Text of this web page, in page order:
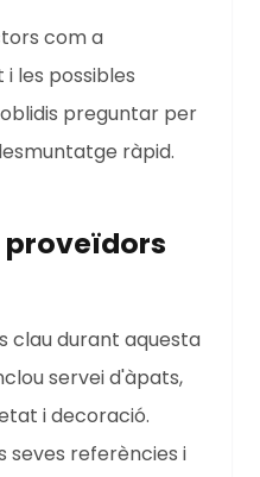
com a
les possibles
preguntar per
ràpid.
clau durant aquesta
servei d'àpats,
i decoració.
seves referències i